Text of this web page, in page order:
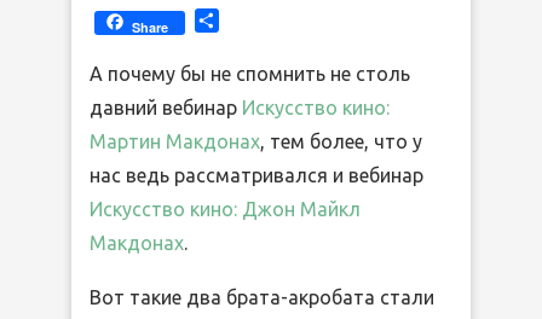
Share
А почему бы не спомнить не столь
давний вебинар Искусство кино:
Мартин Макдонах, тем более, что у
нас ведь рассматривался и вебинар
Искусство кино: Джон Майкл
Макдонах.
Вот такие два брата-акробата стали